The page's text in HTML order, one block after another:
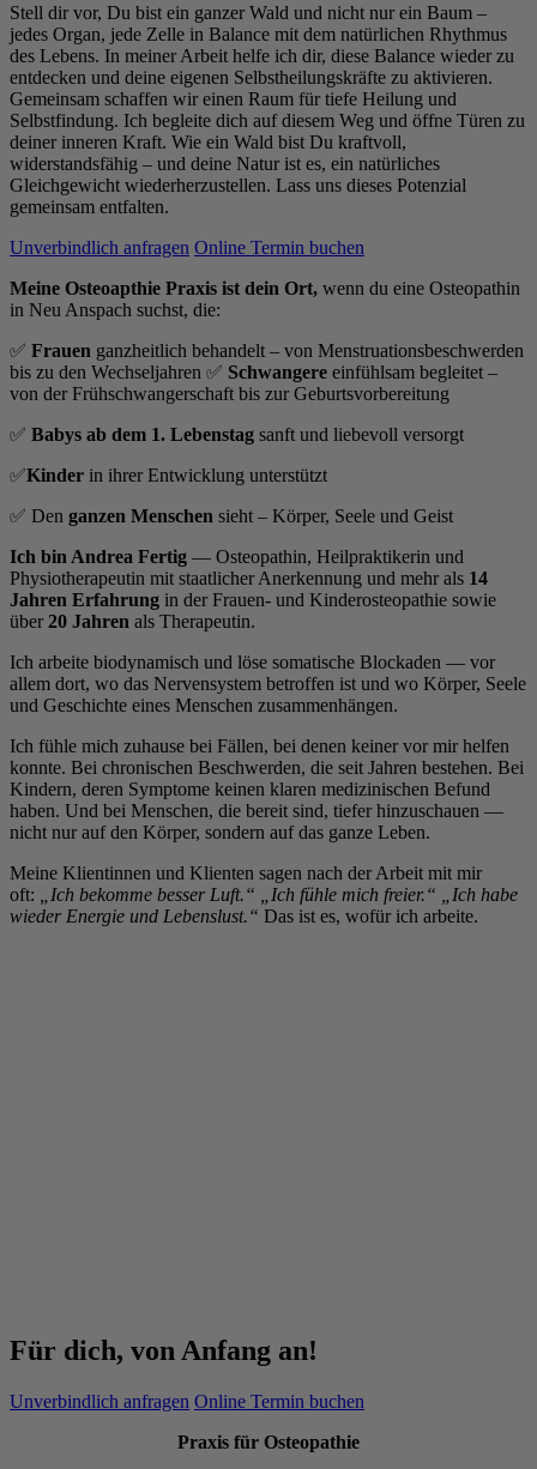
Stell dir vor, Du bist ein ganzer Wald und nicht nur ein Baum –
jedes Organ, jede Zelle in Balance mit dem natürlichen Rhythmus
des Lebens. In meiner Arbeit helfe ich dir, diese Balance wieder zu
entdecken und deine eigenen Selbstheilungskräfte zu aktivieren.
Gemeinsam schaffen wir einen Raum für tiefe Heilung und
Selbstfindung. Ich begleite dich auf diesem Weg und öffne Türen zu
deiner inneren Kraft. Wie ein Wald bist Du kraftvoll,
widerstandsfähig – und deine Natur ist es, ein natürliches
Gleichgewicht wiederherzustellen. Lass uns dieses Potenzial
gemeinsam entfalten.
Unverbindlich anfragen Online Termin buchen
Meine Osteoapthie Praxis ist dein Ort, wenn du eine Osteopathin
in Neu Anspach suchst, die:
✅ Frauen ganzheitlich behandelt – von Menstruationsbeschwerden
bis zu den Wechseljahren ✅ Schwangere einfühlsam begleitet –
von der Frühschwangerschaft bis zur Geburtsvorbereitung
✅ Babys ab dem 1. Lebenstag sanft und liebevoll versorgt
✅Kinder in ihrer Entwicklung unterstützt
✅ Den ganzen Menschen sieht – Körper, Seele und Geist
Ich bin Andrea Fertig — Osteopathin, Heilpraktikerin und
Physiotherapeutin mit staatlicher Anerkennung und mehr als 14
Jahren Erfahrung in der Frauen- und Kinderosteopathie sowie
über 20 Jahren als Therapeutin.
Ich arbeite biodynamisch und löse somatische Blockaden — vor
allem dort, wo das Nervensystem betroffen ist und wo Körper, Seele
und Geschichte eines Menschen zusammenhängen.
Ich fühle mich zuhause bei Fällen, bei denen keiner vor mir helfen
konnte. Bei chronischen Beschwerden, die seit Jahren bestehen. Bei
Kindern, deren Symptome keinen klaren medizinischen Befund
haben. Und bei Menschen, die bereit sind, tiefer hinzuschauen —
nicht nur auf den Körper, sondern auf das ganze Leben.
Meine Klientinnen und Klienten sagen nach der Arbeit mit mir
oft:
„Ich bekomme besser Luft.“ „Ich fühle mich freier.“
„Ich habe
wieder Energie und Lebenslust.“ Das ist es, wofür ich arbeite.
Für dich, von Anfang an!
Unverbindlich anfragen Online Termin buchen
Praxis für Osteopathie